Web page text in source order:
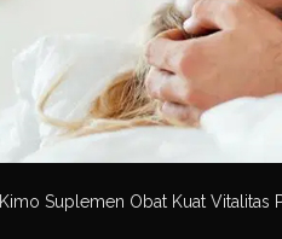
Kimo Suplemen Obat Kuat Vitalitas